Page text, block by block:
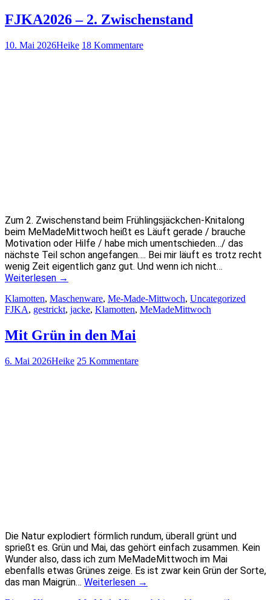
FJKA2026 – 2. Zwischenstand
10. Mai 2026Heike 18 Kommentare
Zum 2. Zwischenstand beim Frühlingsjäckchen-Knitalong
beim MeMadeMittwoch heißt es Läuft gerade / brauche
Motivation oder Hilfe / habe mich umentschieden…/ das
nächste Teil schon angefangen…. Bei mir läuft es trotz recht
wenig Zeit eigentlich ganz gut. Und wenn ich nicht…
Weiterlesen →
Klamotten, Maschenware, Me-Made-Mittwoch, Uncategorized
FJKA, gestrickt, jacke, Klamotten, MeMadeMittwoch
Mit Grün in den Mai
6. Mai 2026Heike 25 Kommentare
Die Natur explodiert förmlich rundum, überall grünt und
sprießt es. Grün und Mai, das gehört einfach zusammen. Kein
Wunder also, dass ich zum MeMadeMittwoch im Mai
ebenfalls etwas Grünes zeige. Es ist zwar kein Grün der Sorte,
das man Maigrün… Weiterlesen →